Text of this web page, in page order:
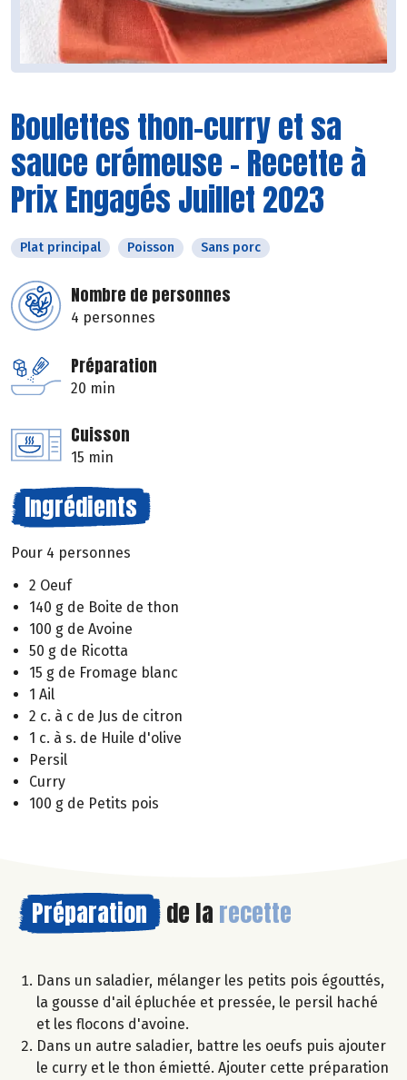
Boulettes thon-curry et sa
sauce crémeuse - Recette à
Prix Engagés Juillet 2023
Plat principal Poisson Sans porc
Nombre de personnes
4 personnes
Préparation
20 min
Cuisson
15 min
Ingrédients
Pour 4 personnes
2 Oeuf
140 g de Boite de thon
100 g de Avoine
50 g de Ricotta
15 g de Fromage blanc
1 Ail
2 c. à c de Jus de citron
1 c. à s. de Huile d'olive
Persil
Curry
100 g de Petits pois
Préparation de la recette
Dans un saladier, mélanger les petits pois égouttés,
la gousse d'ail épluchée et pressée, le persil haché
et les flocons d'avoine.
Dans un autre saladier, battre les oeufs puis ajouter
le curry et le thon émietté. Ajouter cette préparation